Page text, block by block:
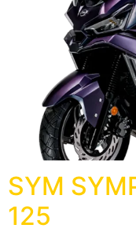
SYM
125